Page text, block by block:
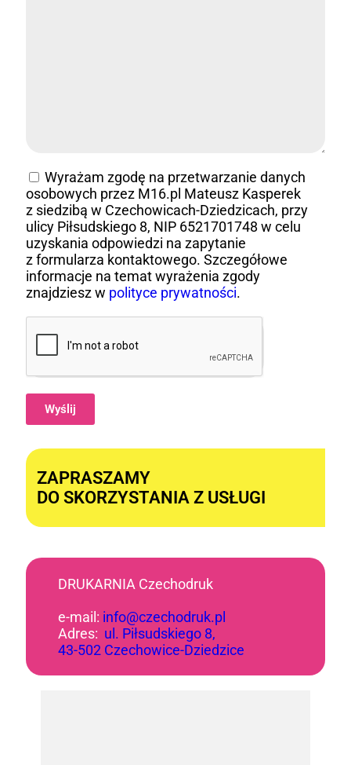
Wyrażam zgodę na przetwarzanie danych
osobowych przez M16.pl Mateusz Kasperek
z siedzibą w Czechowicach-Dziedzicach, przy
ulicy Piłsudskiego 8, NIP 6521701748 w celu
uzyskania odpowiedzi na zapytanie
z formularza kontaktowego. Szczegółowe
informacje na temat wyrażenia zgody
znajdziesz w polityce prywatności.
Wyślij
ZAPRASZAMY
DO SKORZYSTANIA Z USŁUGI
DRUKARNIA Czechodruk
e-mail: info@czechodruk.pl
Adres: ul. Piłsudskiego 8,
43-502 Czechowice-Dziedzice